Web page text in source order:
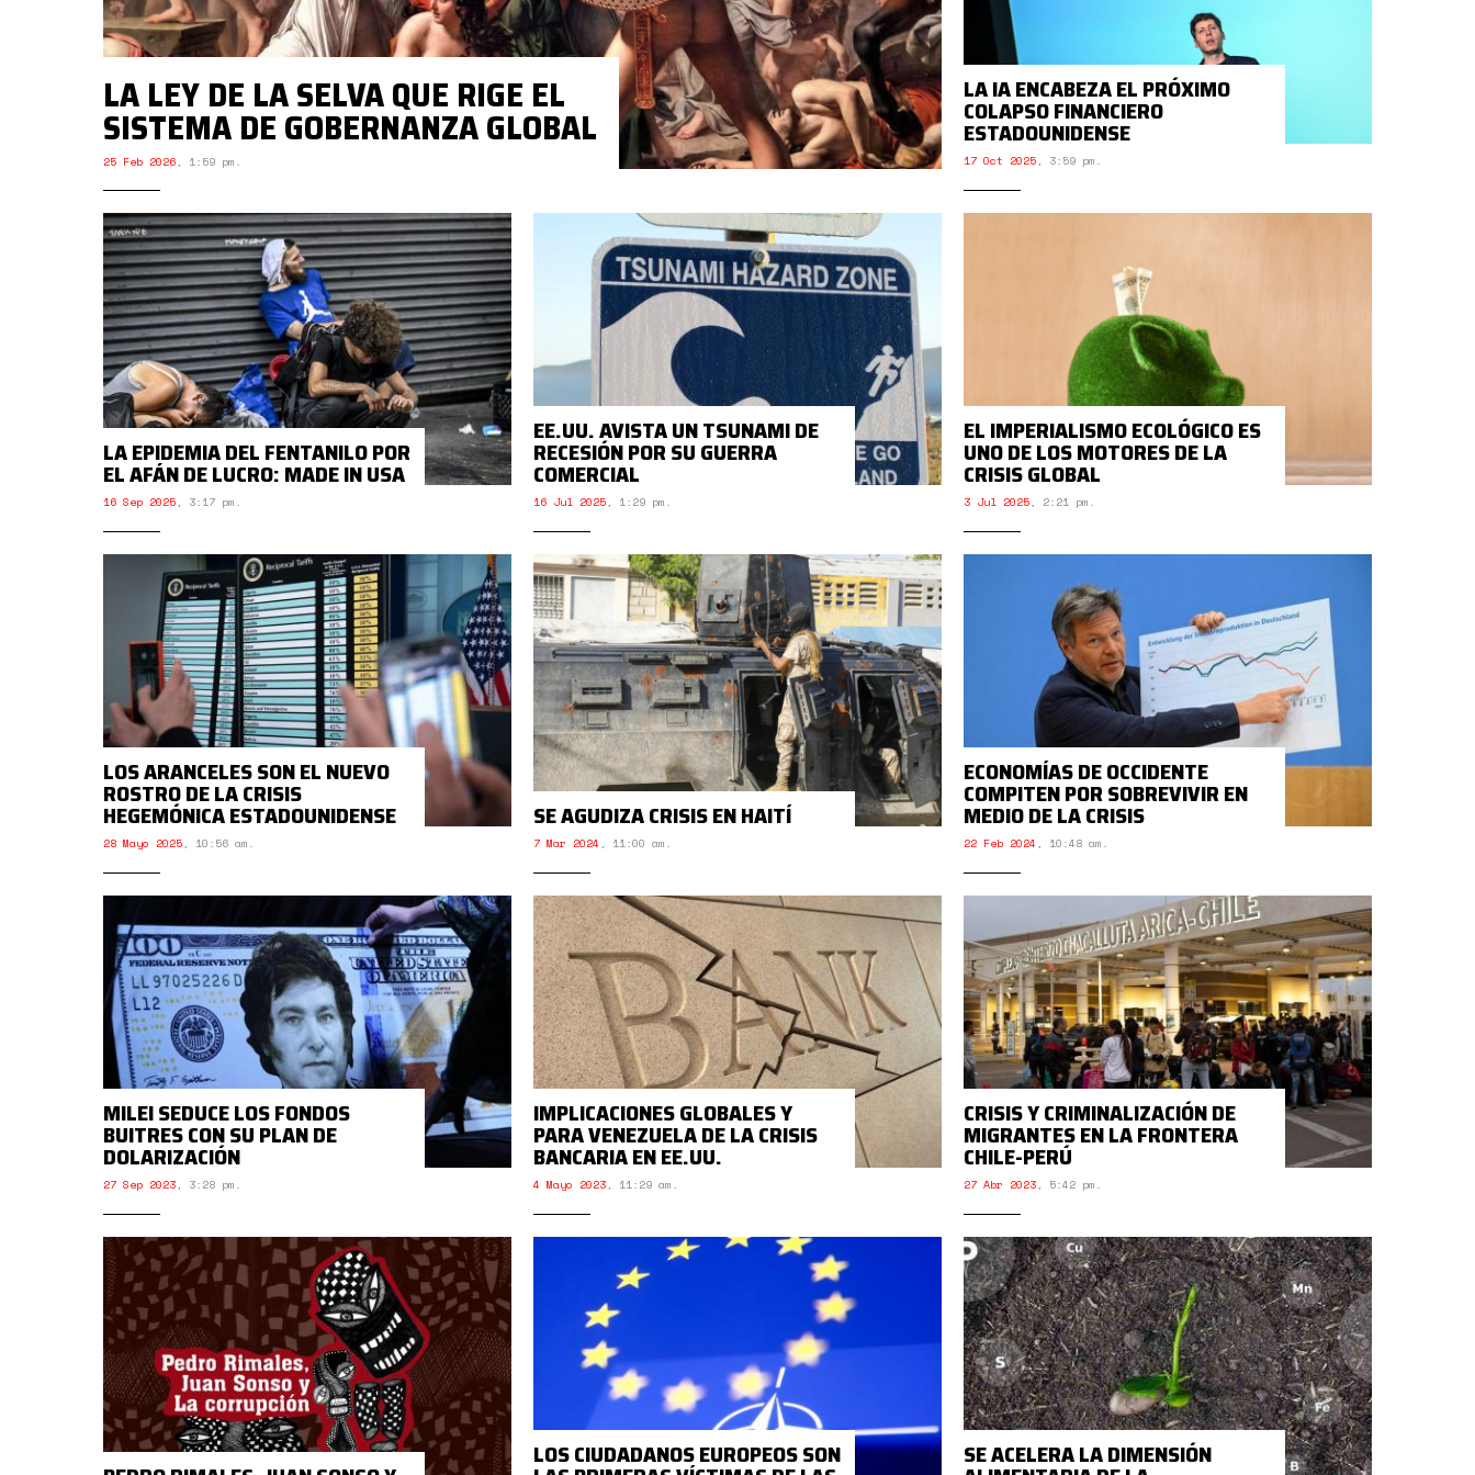
LA LEY DE LA SELVA QUE RIGE EL
SISTEMA DE GOBERNANZA GLOBAL
25 Feb 2026, 1:59 pm.
LA IA ENCABEZA EL PRÓXIMO
COLAPSO FINANCIERO
ESTADOUNIDENSE
17 Oct 2025, 3:59 pm.
LA EPIDEMIA DEL FENTANILO POR
EL AFÁN DE LUCRO: MADE IN USA
16 Sep 2025, 3:17 pm.
EE.UU. AVISTA UN TSUNAMI DE
RECESIÓN POR SU GUERRA
COMERCIAL
16 Jul 2025, 1:29 pm.
EL IMPERIALISMO ECOLÓGICO ES
UNO DE LOS MOTORES DE LA
CRISIS GLOBAL
3 Jul 2025, 2:21 pm.
LOS ARANCELES SON EL NUEVO
ROSTRO DE LA CRISIS
HEGEMÓNICA ESTADOUNIDENSE
28 Mayo 2025, 10:56 am.
SE AGUDIZA CRISIS EN HAITÍ
7 Mar 2024 , 11:00 am.
ECONOMÍAS DE OCCIDENTE
COMPITEN POR SOBREVIVIR EN
MEDIO DE LA CRISIS
22 Feb 2024 , 10:48 am.
MILEI SEDUCE LOS FONDOS
BUITRES CON SU PLAN DE
DOLARIZACIÓN
27 Sep 2023, 3:28 pm.
IMPLICACIONES GLOBALES Y
PARA VENEZUELA DE LA CRISIS
BANCARIA EN EE.UU.
4 Mayo 2023, 11:29 am.
CRISIS Y CRIMINALIZACIÓN DE
MIGRANTES EN LA FRONTERA
CHILE-PERÚ
27 Abr 2023, 5:42 pm.
LOS CIUDADANOS EUROPEOS SON SE ACELERA LA DIMENSIÓN